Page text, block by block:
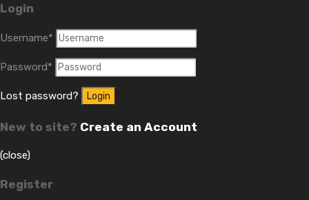
Login
Username*
Password*
Lost password?
New to site? Create an Account
(close)
Register